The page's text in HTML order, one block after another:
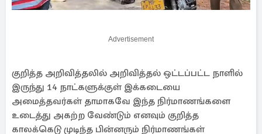
Advertisement
குறித்த அறிவித்தலில் அறிவித்தல் ஒட்டப்பட்ட நாளில்
இருந்து 14 நாட்களுக்குள் இக்கடையை
அமைத்தவர்கள் தாமாகவே இந்த நிர்மாணங்களை
உடைத்து அகற்ற வேண்டும் எனவும் குறித்த
காலக்கெடு முடிந்த பின்னரும் நிர்மாணங்கள்